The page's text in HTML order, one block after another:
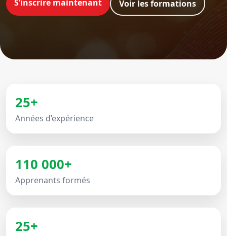
S’inscrire maintenant Voir les formations
25+
Années d’expérience
110 000+
Apprenants formés
25+